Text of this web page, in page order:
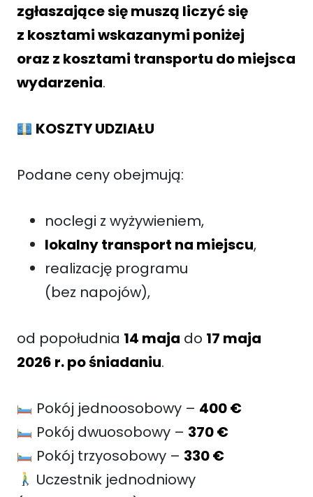
zgłaszające się muszą liczyć się
z kosztami wskazanymi poniżej
oraz z kosztami transportu do miejsca
wydarzenia.
KOSZTY UDZIAŁU
Podane ceny obejmują:
noclegi z wyżywieniem,
lokalny transport na miejscu,
realizację programu
(bez napojów),
od popołudnia 14 maja do 17 maja
2026 r. po śniadaniu.
Pokój jednoosobowy – 400 €
Pokój dwuosobowy – 370 €
Pokój trzyosobowy – 330 €
Uczestnik jednodniowy